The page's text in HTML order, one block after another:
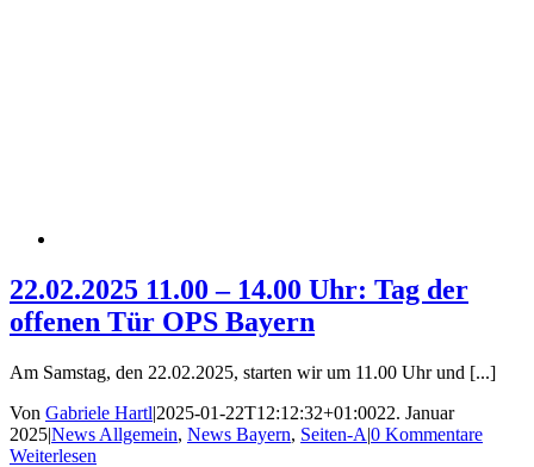
22.02.2025 11.00 – 14.00 Uhr: Tag der
offenen Tür OPS Bayern
Am Samstag, den 22.02.2025, starten wir um 11.00 Uhr und [...]
Von Gabriele Hartl|2025-01-22T12:12:32+01:0022. Januar
2025|News Allgemein, News Bayern, Seiten-A|0 Kommentare
Weiterlesen